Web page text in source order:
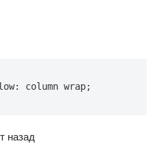
column wrap;
назад